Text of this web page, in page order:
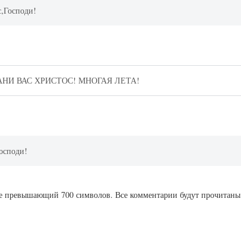
ВАС ХРИСТОС! МНОГАЯ ЛЕТА!
превышающий 700 символов. Все комментарии будут прочитаны